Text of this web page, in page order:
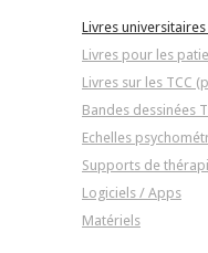
Livres universitaires
Livres pour les
Livres sur les TCC
Bandes dessinées
Echelles
Supports de
Logiciels / Apps
Matériels